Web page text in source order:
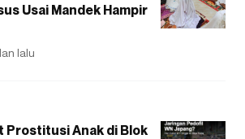
Usai Mandek Hampir
lalu
Prostitusi Anak di Blok